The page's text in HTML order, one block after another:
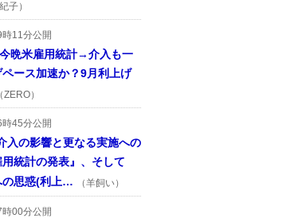
子）
11分公開
晩米雇用統計→介入も一
ース加速か？9月利上げ
（ZERO）
45分公開
入の影響と更なる実施への
統計の発表』、そして
の思惑(利上…
（羊飼い）
00分公開